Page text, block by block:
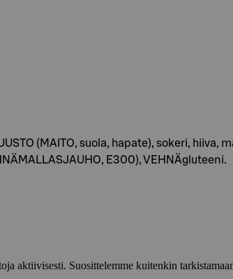
(MAITO, suola, hapate), sokeri,
E300), VEHNÄgluteeni.
aktiivisesti. Suosittelemme kuitenkin